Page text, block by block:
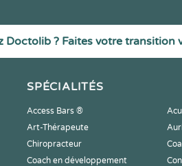
Doctolib ? Faites votre transition
SPÉCIALITÉS
Access Bars ®
Art-Thérapeute
Chiropracteur
Coach en développement